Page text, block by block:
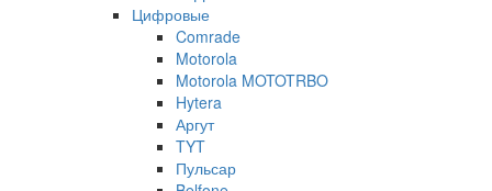
Цифровые
Comrade
Motorola
Motorola MOTOTRBO
Hytera
Аргут
TYT
Пульсар